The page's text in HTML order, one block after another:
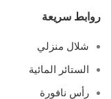
روابط سريعة
شلال منزلي
الستائر المائية
رأس نافورة